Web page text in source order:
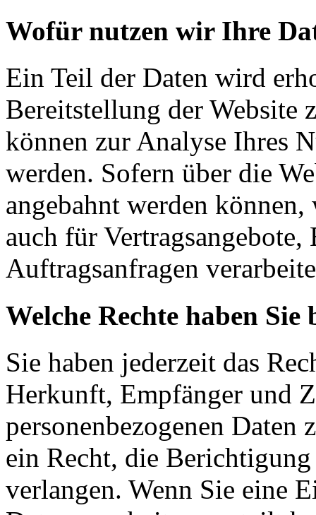
Wofür nutzen wir Ihre
Ein Teil der Daten wird
Bereitstellung der Website
können zur Analyse Ihres
werden. Sofern über die
angebahnt werden
auch für
Auftragsanfragen
Welche Rechte haben
Sie haben jederzeit das
Herkunft, Empfänger und
personenbezogenen Daten
ein Recht, die
verlangen. Wenn Sie eine